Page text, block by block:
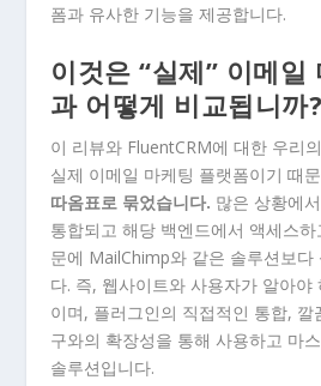
폼과 유사한 기능을 제공합니다.
이것은 “실제” 이메일
과 어떻게 비교됩니까?
이 리뷰와 FluentCRM에 대한 우리
실제 이메일 마케팅 플랫폼이기 때
따옴표로 묶었습니다. 많은 상황에
통합되고 해당 백엔드에서 액세스
문에 MailChimp와 같은 솔루션보다
다. 즉, 웹사이트와 사용자가 알아
이며, 플러그인의 직접적인 통합,
구와의 확장성을 통해 사용하고 마
솔루션입니다.